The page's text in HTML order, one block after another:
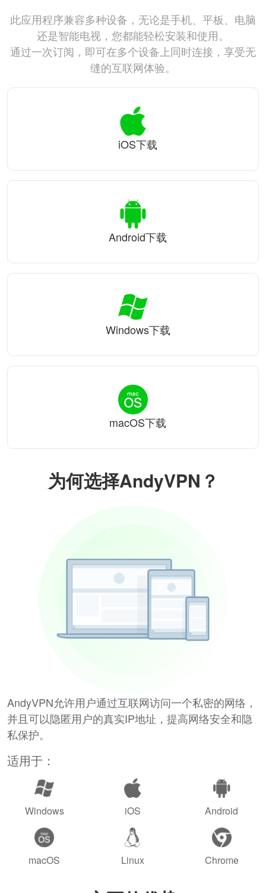
为何选择AndyVPN？
AndyVPN允许用户通过互联网访问一个私密的网络，
并且可以隐匿用户的真实IP地址，提高网络安全和隐
私保护。
适用于：
Windows iOS Android
macOS Linux Chrome
此应用程序兼容多种设备，无论是手机、平板、电脑
还是智能电视，您都能轻松安装和使用。
通过一次订阅，即可在多个设备上同时连接，享受无
缝的互联网体验。
iOS下载
Android下载
Windows下载
macOS下载